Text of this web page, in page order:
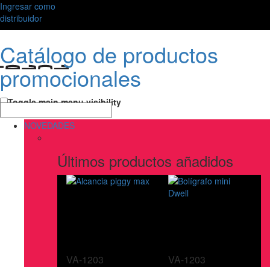
Ingresar como
distribuidor
Catálogo de productos
promocionales
Toggle main menu visibility
NOVEDADES
Últimos productos añadidos
VA-1203 VA-1203